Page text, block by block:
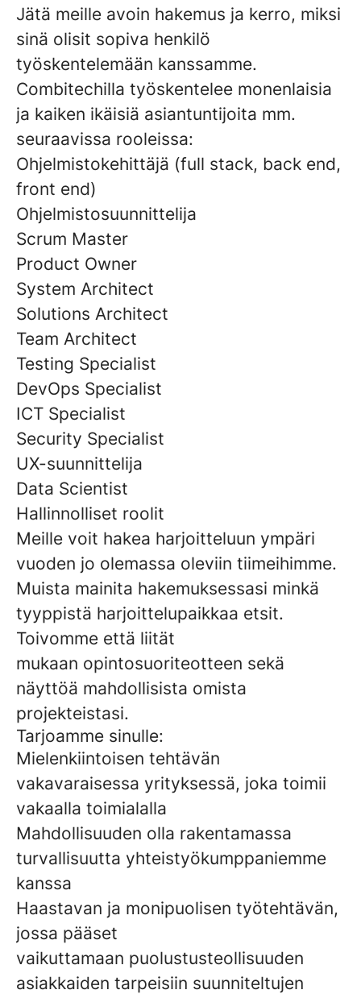
Jätä meille avoin hakemus ja kerro, miksi
sinä olisit sopiva henkilö
työskentelemään kanssamme.
Combitechilla työskentelee monenlaisia
ja kaiken ikäisiä asiantuntijoita mm.
seuraavissa rooleissa:
Ohjelmistokehittäjä (full stack, back end,
front end)
Ohjelmistosuunnittelija
Scrum Master
Product Owner
System Architect
Solutions Architect
Team Architect
Testing Specialist
DevOps Specialist
ICT Specialist
Security Specialist
UX-suunnittelija
Data Scientist
Hallinnolliset roolit
Meille voit hakea harjoitteluun ympäri
vuoden jo olemassa oleviin tiimeihimme.
Muista mainita hakemuksessasi minkä
tyyppistä harjoittelupaikkaa etsit.
Toivomme että liität
mukaan opintosuoriteotteen sekä
näyttöä mahdollisista omista
projekteistasi.
Tarjoamme sinulle:
Mielenkiintoisen tehtävän
vakavaraisessa yrityksessä, joka toimii
vakaalla toimialalla
Mahdollisuuden olla rakentamassa
turvallisuutta yhteistyökumppaniemme
kanssa
Haastavan ja monipuolisen työtehtävän,
jossa pääset
vaikuttamaan puolustusteollisuuden
asiakkaiden tarpeisiin suunniteltujen